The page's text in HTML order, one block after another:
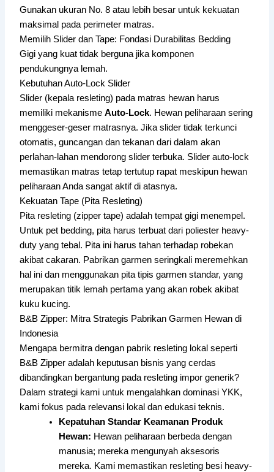
Gunakan ukuran No. 8 atau lebih besar untuk kekuatan
maksimal pada perimeter matras.
Memilih Slider dan Tape: Fondasi Durabilitas Bedding
Gigi yang kuat tidak berguna jika komponen
pendukungnya lemah.
Kebutuhan Auto-Lock Slider
Slider (kepala resleting) pada matras hewan harus
memiliki mekanismeAuto-Lock. Hewan peliharaan sering
menggeser-geser matrasnya. Jika slider tidak terkunci
otomatis, guncangan dan tekanan dari dalam akan
perlahan-lahan mendorong slider terbuka. Slider auto-lock
memastikan matras tetap tertutup rapat meskipun hewan
peliharaan Anda sangat aktif di atasnya.
Kekuatan Tape (Pita Resleting)
Pita resleting (zipper tape) adalah tempat gigi menempel.
Untuk pet bedding, pita harus terbuat dari poliester heavy-
duty yang tebal. Pita ini harus tahan terhadap robekan
akibat cakaran. Pabrikan garmen seringkali meremehkan
hal ini dan menggunakan pita tipis garmen standar, yang
merupakan titik lemah pertama yang akan robek akibat
kuku kucing.
B&B Zipper: Mitra Strategis Pabrikan Garmen Hewan di
Indonesia
Mengapa bermitra dengan pabrik resleting lokal seperti
B&B Zipper adalah keputusan bisnis yang cerdas
dibandingkan bergantung pada resleting impor generik?
Dalam strategi kami untuk mengalahkan dominasi YKK,
kami fokus pada relevansi lokal dan edukasi teknis.
Kepatuhan Standar Keamanan Produk
Hewan: Hewan peliharaan berbeda dengan
manusia; mereka mengunyah aksesoris
mereka. Kami memastikan resleting besi heavy-